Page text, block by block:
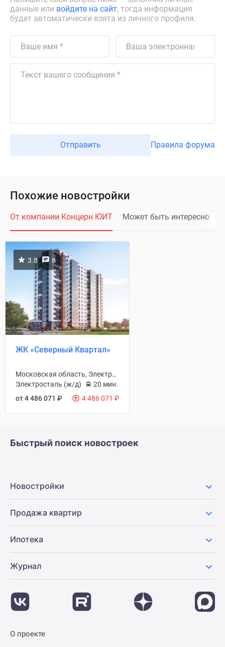
данные или войдите на сайт, тогда информация
будет автоматически взята из личного профиля.
Отправить Правила форума
Похожие новостройки
От компании Концерн ЮИТ Может быть интересно
3.8 8
ЖК «Северный Квартал»
Московская область, Электросталь городской округ
Электросталь (ж/д)
20 мин.
от 4 486 071 ₽ 4 486 071 ₽
Быстрый поиск новостроек
Новостройки
Продажа квартир
Ипотека
Журнал
О проекте